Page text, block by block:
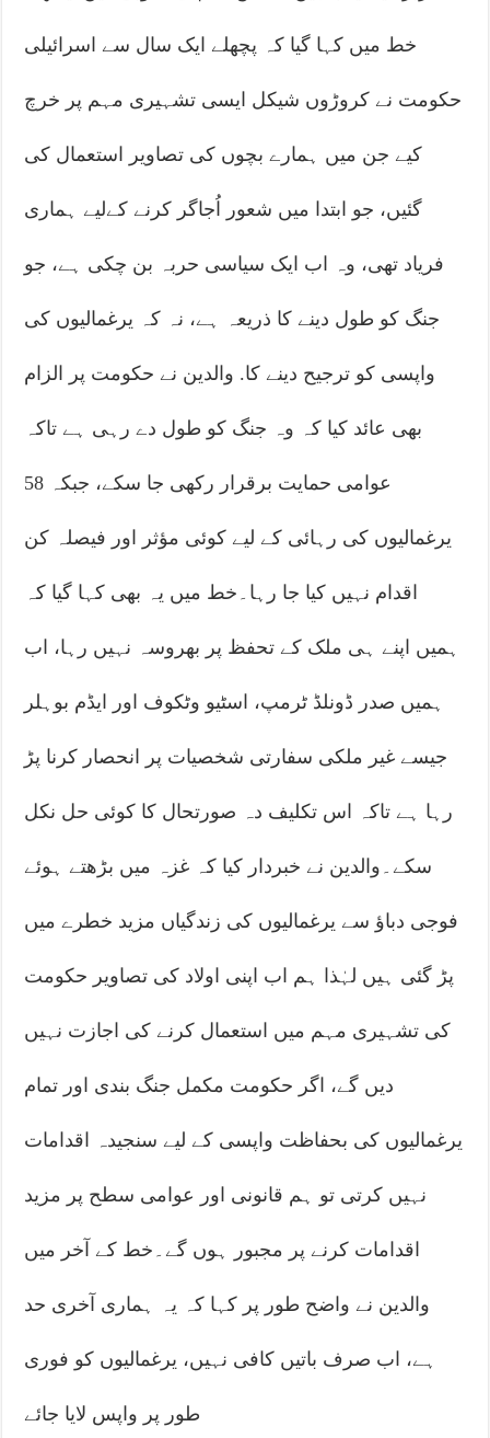
خط میں کہا گیا کہ پچھلے ایک سال سے اسرائیلی
حکومت نے کروڑوں شیکل ایسی تشہیری مہم پر خرچ
کیے جن میں ہمارے بچوں کی تصاویر استعمال کی
گئیں، جو ابتدا میں شعور اُجاگر کرنے کےلیے ہماری
فریاد تھی، وہ اب ایک سیاسی حربہ بن چکی ہے، جو
جنگ کو طول دینے کا ذریعہ ہے، نہ کہ یرغمالیوں کی
واپسی کو ترجیح دینے کا. والدین نے حکومت پر الزام
بھی عائد کیا کہ وہ جنگ کو طول دے رہی ہے تاکہ
عوامی حمایت برقرار رکھی جا سکے، جبکہ 58
یرغمالیوں کی رہائی کے لیے کوئی مؤثر اور فیصلہ کن
اقدام نہیں کیا جا رہا۔خط میں یہ بھی کہا گیا کہ
ہمیں اپنے ہی ملک کے تحفظ پر بھروسہ نہیں رہا، اب
ہمیں صدر ڈونلڈ ٹرمپ، اسٹیو وٹکوف اور ایڈم بوہلر
جیسے غیر ملکی سفارتی شخصیات پر انحصار کرنا پڑ
رہا ہے تاکہ اس تکلیف دہ صورتحال کا کوئی حل نکل
سکے۔والدین نے خبردار کیا کہ غزہ میں بڑھتے ہوئے
فوجی دباؤ سے یرغمالیوں کی زندگیاں مزید خطرے میں
پڑ گئی ہیں لہٰذا ہم اب اپنی اولاد کی تصاویر حکومت
کی تشہیری مہم میں استعمال کرنے کی اجازت نہیں
دیں گے، اگر حکومت مکمل جنگ بندی اور تمام
یرغمالیوں کی بحفاظت واپسی کے لیے سنجیدہ اقدامات
نہیں کرتی تو ہم قانونی اور عوامی سطح پر مزید
اقدامات کرنے پر مجبور ہوں گے۔خط کے آخر میں
والدین نے واضح طور پر کہا کہ یہ ہماری آخری حد
ہے، اب صرف باتیں کافی نہیں، یرغمالیوں کو فوری
طور پر واپس لایا جائے